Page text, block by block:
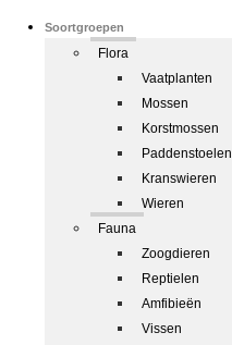
Soortgroepen
Flora
Vaatplanten
Mossen
Korstmossen
Paddenstoelen
Kranswieren
Wieren
Fauna
Zoogdieren
Reptielen
Amfibieën
Vissen